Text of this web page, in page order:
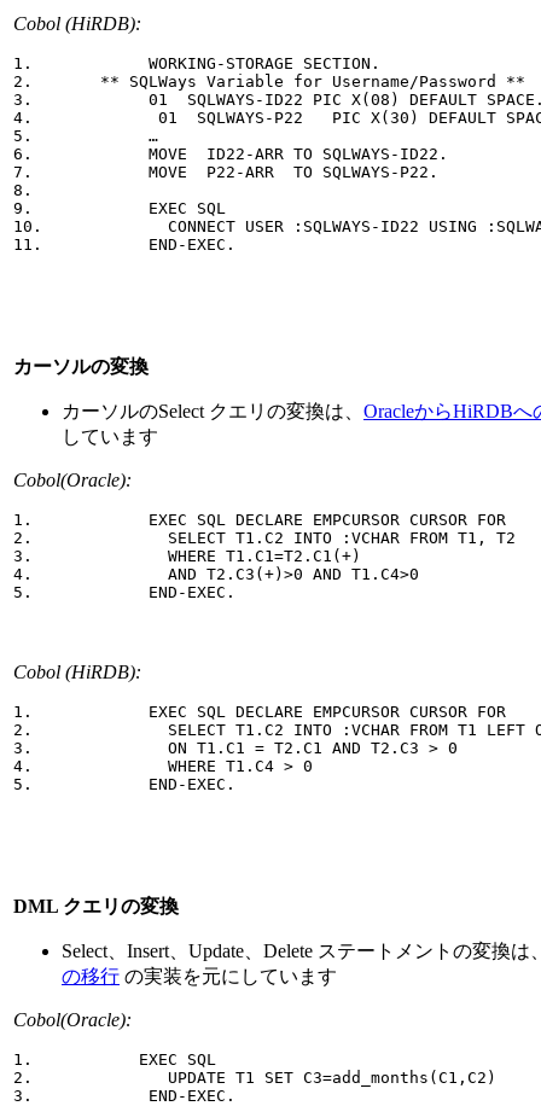
Cobol (HiRDB):
1.            WORKING-STORAGE SECTION.
2.       ** SQLWays Variable for Username/Password **
3.            01  SQLWAYS-ID22 PIC X(08) DEFAULT
4.             01  SQLWAYS-P22   PIC X(30) DEFAULT
5.            …
6.            MOVE  ID22-ARR TO SQLWAYS-ID22.
7.            MOVE  P22-ARR  TO SQLWAYS-P22.
8.
9.            EXEC SQL
10.             CONNECT USER :SQLWAYS-ID22 USING
11.           END-EXEC.
カーソルの変換
カーソルのSelect クエリの変換は、 OracleからHiRDBへ
しています
Cobol(Oracle):
1.            EXEC SQL DECLARE EMPCURSOR CURSOR FOR
2.              SELECT T1.C2 INTO :VCHAR FROM T1, T2
3.              WHERE T1.C1=T2.C1(+)
4.              AND T2.C3(+)>0 AND T1.C4>0
5.            END-EXEC.
Cobol (HiRDB):
1.            EXEC SQL DECLARE EMPCURSOR CURSOR FOR
2.              SELECT T1.C2 INTO :VCHAR FROM T1 LEFT
3.              ON T1.C1 = T2.C1 AND T2.C3 > 0
4.              WHERE T1.C4 > 0
5.            END-EXEC.
DML クエリの変換
Select、Insert、Update、Delete ステートメントの変換は
の移行 の実装を元にしています
Cobol(Oracle):
1.           EXEC SQL
2.              UPDATE T1 SET C3=add_months(C1,C2)
3.            END-EXEC.